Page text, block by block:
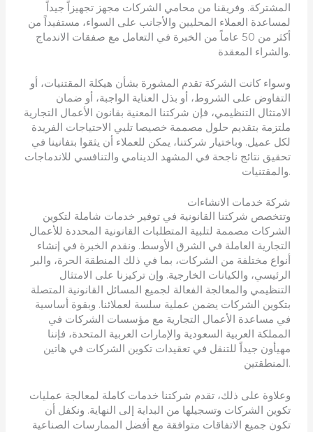
المشتركة. وفريقنا من محامي الشركات مجهز تجهيزاً جيداً
لمساعدة العملاء المحليين والأجانب على السواء، مستفيداً من
أكثر من 50 عاماً من الخبرة في التعامل مع صفقات الاندماج
والشراء المعقدة.
وسواء كانت الشركة تقدم المشورة بشأن هيكلة المقتنيات، أو
التفاوض على الشروط، أو بذل العناية الواجبة، أو ضمان
الامتثال التنظيمي، فإن شركتنا المعنية بقانون الأعمال التجارية
ملتزمة بتقديم حلول مصممة خصيصا تلبي الاحتياجات الفريدة
لكل عميل. وباختيار شركتنا، يمكن للعملاء أن يثقوا بتفانينا في
تحقيق نتائج ناجحة في المشهد الدينامي والتنافسي للاندماجات
والمقتنيات.
شركة خدمات الانشاءات
وتتخصص شركتنا القانونية في توفير خدمات شاملة لتكوين
الشركات مصممة لتلبية المتطلبات القانونية المحددة للأعمال
التجارية العاملة في الشرق الأوسط. ونقدم الخبرة في إنشاء
أنواع مختلفة من الشركات، بما في ذلك المنطقة الحرة، والبر
الرئيسي، والكيانات الخارجية. وإن تركيزنا على الامتثال
التنظيمي والمعالجة الفعالة لجميع المسائل القانونية المتصلة
بتكوين الشركات يضمن عملية سلسة لعملائنا. وبقوة أساسية
في مساعدة الأعمال التجارية مع مؤسسات الشركات في
المملكة العربية السعودية والإمارات العربية المتحدة، فإننا
مهيأون جيداً للتنقل في تعقيدات تكوين الشركات في هاتين
المنطقتين.
وعلاوة على ذلك، تقدم شركتنا خدمات كاملة لمعالجة عمليات
تكوين الشركات وتسجيلها من البداية إلى النهاية. ونكفل أن
تكون جميع الاتفاقات متوافقة مع أفضل الممارسات الصناعية